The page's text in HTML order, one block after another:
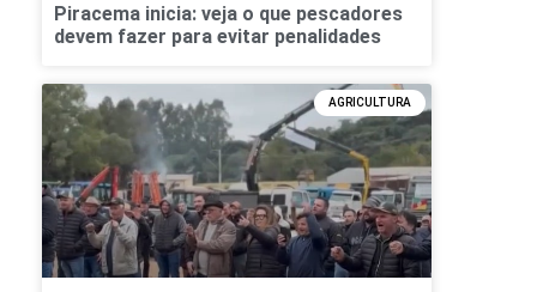
Piracema inicia: veja o que pescadores
devem fazer para evitar penalidades
AGRICULTURA